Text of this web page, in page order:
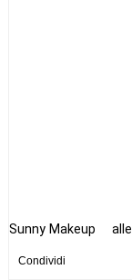
Sunny Makeup alle
Condividi